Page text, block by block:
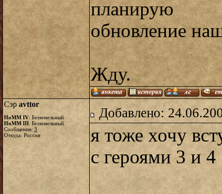
планирую
обновление
Жду.
Сэр avttor
HoMM IV: Безземельный
HoMM III: Безземельный
Сообщения: 3
Откуда: Россия
Добавлено:
я тоже хочу
с героями 3 и 4